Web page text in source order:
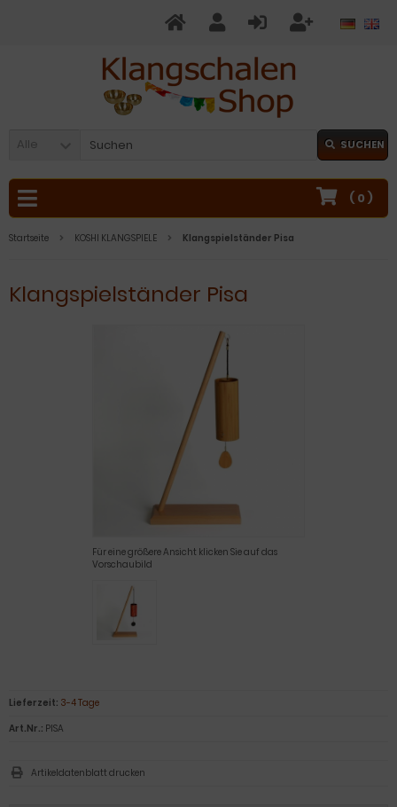
Alle SUCHEN
( 0 )
Startseite KOSHI KLANGSPIELE Klangspielständer Pisa
Klangspielständer Pisa
Für eine größere Ansicht klicken Sie auf das
Vorschaubild
Lieferzeit: 3-4 Tage
Art.Nr.: PISA
Artikeldatenblatt drucken